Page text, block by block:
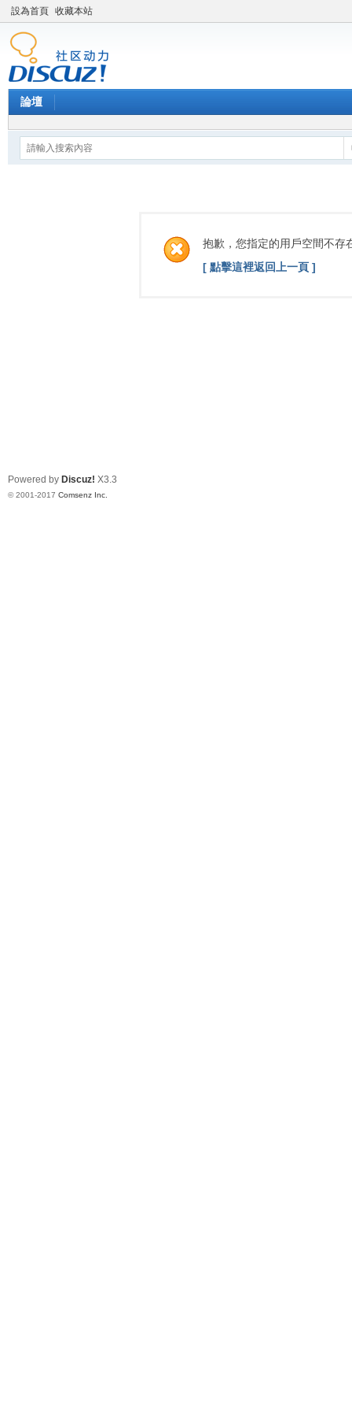
設為首頁 收藏本站
論壇
抱歉，您指定的用戶空間不存
[ 點擊這裡返回上一頁 ]
Powered by Discuz! X3.3
© 2001-2017 Comsenz Inc.